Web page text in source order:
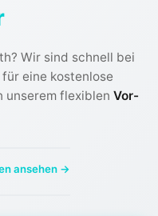
Wir sind schnell bei
eine kostenlose
unserem flexiblen Vor-
ansehen →